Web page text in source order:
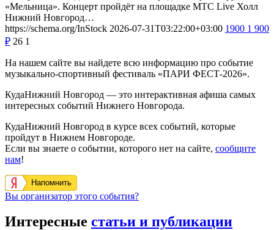
«Мельница». Концерт пройдёт на площадке МТС Live Холл
Нижний Новгород…
https://schema.org/InStock 2026-07-31T03:22:00+03:00 1900 1 900
₽ 26 1
На нашем сайте вы найдете всю информацию про событие
музыкально-спортивный фестиваль «ПАРИ ФЕСТ-2026».
КудаНижний Новгород — это интерактивная афиша самых
интересных событий Нижнего Новгорода.
КудаНижний Новгород в курсе всех событий, которые
пройдут в Нижнем Новгороде.
Если вы знаете о событии, которого нет на сайте, сообщите
нам!
Напомнить
Вы организатор этого события?
Интересные статьи и публикации